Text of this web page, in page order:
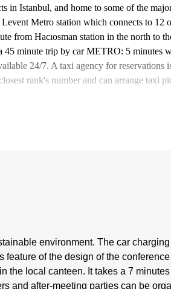
in Istanbul, and home to some of the
Metro station which connects to 12
from Hacıosman station in the north to
minute trip by car METRO: 5 minutes
24/7. A taxi agency for reservations
rank's number and can arrange taxi
environment. The car
feature of the design of the
the local canteen. It takes a 7
and after-meeting parties can be